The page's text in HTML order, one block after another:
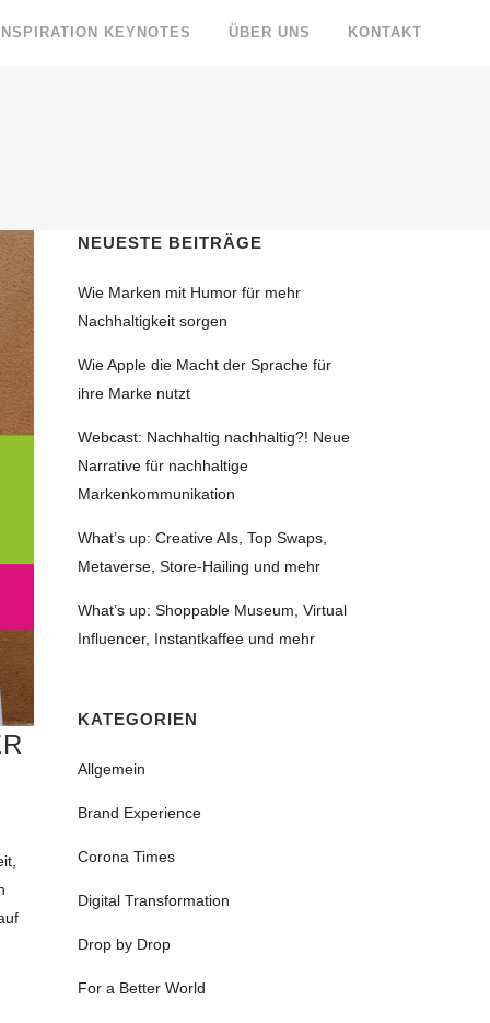
KEYNOTES ÜBER UNS KONTAKT
NEUESTE BEITRÄGE
Wie Marken mit Humor für mehr
Nachhaltigkeit sorgen
Wie Apple die Macht der Sprache für
ihre Marke nutzt
Webcast: Nachhaltig nachhaltig?! Neue
Narrative für nachhaltige
Markenkommunikation
What’s up: Creative AIs, Top Swaps,
Metaverse, Store-Hailing und mehr
What’s up: Shoppable Museum, Virtual
Influencer, Instantkaffee und mehr
KATEGORIEN
Allgemein
Brand Experience
Corona Times
Digital Transformation
Drop by Drop
For a Better World